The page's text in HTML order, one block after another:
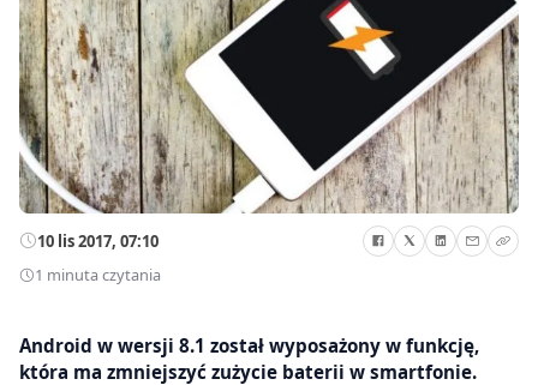
10 lis 2017, 07:10
1 minuta czytania
Android w wersji 8.1 został wyposażony w funkcję,
która ma zmniejszyć zużycie baterii w smartfonie.